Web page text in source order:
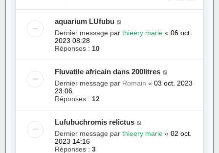
aquarium LUfubu
Dernier message parthieery marie «06 oct.
2023 08:28
Réponses : 10
Fluvatile africain dans 200litres
Dernier message par Romain «03 oct. 2023
23:06
Réponses : 12
Lufubuchromis relictus
Dernier message parthieery marie «02 oct.
2023 14:16
Réponses :3